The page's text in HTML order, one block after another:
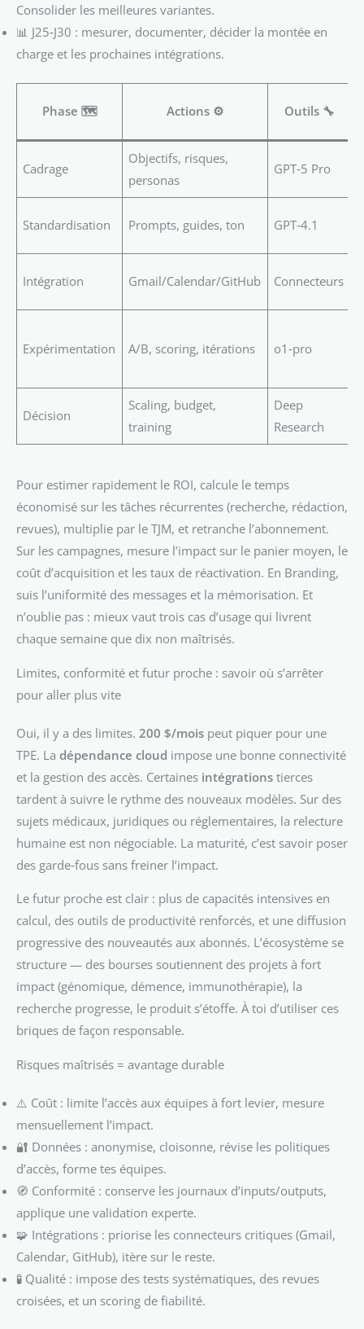
Consolider les meilleures variantes.
📊 J25‑J30 : mesurer, documenter, décider la montée en
charge et les prochaines intégrations.
Phase 🗺️ Actions ⚙️ Outils 🔧
Cadrage
Objectifs, risques,
personas
GPT‑5 Pro
Standardisation Prompts, guides, ton GPT‑4.1
Intégration Gmail/Calendar/GitHub Connecteurs
Expérimentation A/B, scoring, itérations o1‑pro
Décision
Scaling, budget,
training
Deep
Research
Pour estimer rapidement le ROI, calcule le temps
économisé sur les tâches récurrentes (recherche, rédaction,
revues), multiplie par le TJM, et retranche l’abonnement.
Sur les campagnes, mesure l’impact sur le panier moyen, le
coût d’acquisition et les taux de réactivation. En Branding,
suis l’uniformité des messages et la mémorisation. Et
n’oublie pas : mieux vaut trois cas d’usage qui livrent
chaque semaine que dix non maîtrisés.
Limites, conformité et futur proche : savoir où s’arrêter
pour aller plus vite
Oui, il y a des limites. 200 $/mois peut piquer pour une
TPE. La dépendance cloud impose une bonne connectivité
et la gestion des accès. Certaines intégrations tierces
tardent à suivre le rythme des nouveaux modèles. Sur des
sujets médicaux, juridiques ou réglementaires, la relecture
humaine est non négociable. La maturité, c’est savoir poser
des garde‑fous sans freiner l’impact.
Le futur proche est clair : plus de capacités intensives en
calcul, des outils de productivité renforcés, et une diffusion
progressive des nouveautés aux abonnés. L’écosystème se
structure — des bourses soutiennent des projets à fort
impact (génomique, démence, immunothérapie), la
recherche progresse, le produit s’étoffe. À toi d’utiliser ces
briques de façon responsable.
Risques maîtrisés = avantage durable
⚠️ Coût : limite l’accès aux équipes à fort levier, mesure
mensuellement l’impact.
🔐 Données : anonymise, cloisonne, révise les politiques
d’accès, forme tes équipes.
🧭 Conformité : conserve les journaux d’inputs/outputs,
applique une validation experte.
🧩 Intégrations : priorise les connecteurs critiques (Gmail,
Calendar, GitHub), itère sur le reste.
🧪 Qualité : impose des tests systématiques, des revues
croisées, et un scoring de fiabilité.